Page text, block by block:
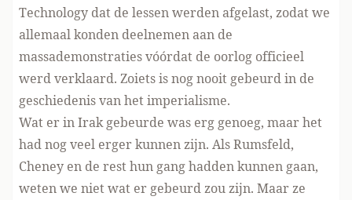
Technology dat de lessen werden afgelast, zodat we
allemaal konden deelnemen aan de
massademonstraties vóórdat de oorlog officieel
werd verklaard. Zoiets is nog nooit gebeurd in de
geschiedenis van het imperialisme.
Wat er in Irak gebeurde was erg genoeg, maar het
had nog veel erger kunnen zijn. Als Rumsfeld,
Cheney en de rest hun gang hadden kunnen gaan,
weten we niet wat er gebeurd zou zijn. Maar ze